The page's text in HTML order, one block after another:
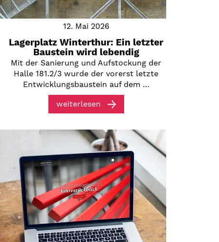
12. Mai 2026
Lagerplatz Winterthur: Ein letzter
Baustein wird lebendig
Mit der Sanierung und Aufstockung der
Halle 181.2/3 wurde der vorerst letzte
Entwicklungsbaustein auf dem …
weiterlesen